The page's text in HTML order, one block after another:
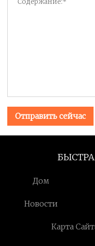
Отправить сейчас
Дом
Новости
Карта